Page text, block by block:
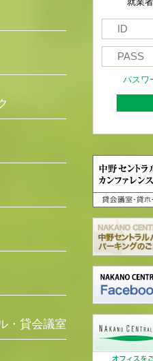
・貸会議室
就業
パスワ